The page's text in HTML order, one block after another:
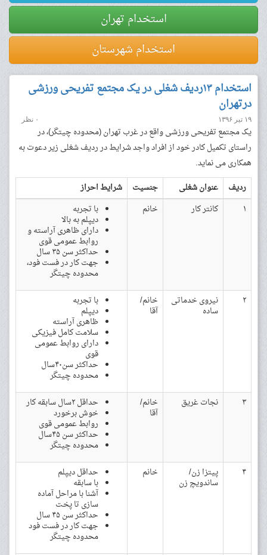
استخدام تهران
استخدام شهرستان
استخدام ۱۳ردیف شغلی در یک مجتمع تفریحی ورزشی
درتهران
۱۹ تیر ۱۳۹۶ ۰ نظر
یک مجتمع تفریحی ورزشی واقع در غرب تهران (محدوده چیتگر)، در
راستای تکمیل کادر خود از افراد واجد شرایط در ردیف شغلی زیر دعوت به
همکاری می نماید.
ردیف
عنوان شغلی جنسیت
شرایط احراز
۱
کانتر کار خانم با تجربه
دیپلم به بالا
دارای ظاهری آراسته و
روابط عمومی قوی
حداکثر سن ۳۵ سال
جهت کار در فست فود،
محدوده چیتگر
۲
نیروی خدماتی
ساده
خانم/
آقا
با تجربه
دیپلم
ظاهری آراسته
سلامت کامل فیزیکی
دارای روابط عمومی
قوی
حداکثر سن۴۰سال
محدوده چیتگر
۳
نجات غریق خانم/
آقا
حداقل ۲سال سابقه کار
خوش برخورد
روابط عمومی قوی
حداکثر سن ۴۵سال
محدوده چیتگر
۴
پیتزا زن/
ساندویچ زن
خانم حداقل دیپلم
با سابقه
آشنا با مراحل آماده
سازی تا پخت
حداکثر سن ۴۵ سال
جهت کار در فست فود
محدوده چیتگر